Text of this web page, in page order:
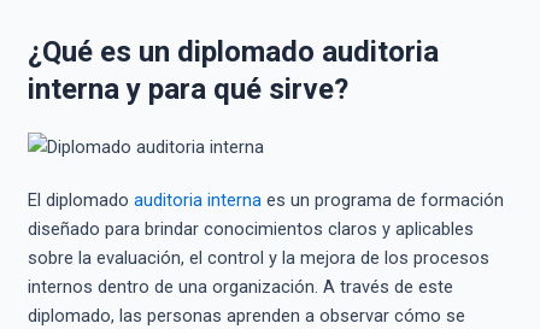
¿Qué es un diplomado auditoria
interna y para qué sirve?
El diplomado auditoria internaes un programa de formación
diseñado para brindar conocimientos claros y aplicables
sobre la evaluación, el control y la mejora de los procesos
internos dentro de una organización. A través de este
diplomado, las personas aprenden a observar cómo se